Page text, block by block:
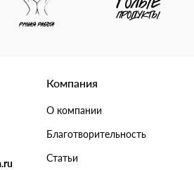
Компания
О компании
Благотворительность
Статьи